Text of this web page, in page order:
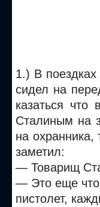
1.) В
сидел на
казаться что
Сталиным на
на
заметил:
— Товарищ
— Это еще
пистолет,